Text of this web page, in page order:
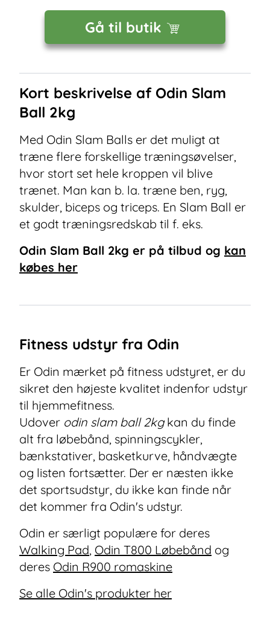
Gå til butik
Kort beskrivelse af Odin Slam
Ball 2kg
Med Odin Slam Balls er det muligt at
træne flere forskellige træningsøvelser,
hvor stort set hele kroppen vil blive
trænet. Man kan b. la. træne ben, ryg,
skulder, biceps og triceps. En Slam Ball er
et godt træningsredskab til f. eks.
Odin Slam Ball 2kg er på tilbud og kan
købes her
Fitness udstyr fra Odin
Er Odin mærket på fitness udstyret, er du
sikret den højeste kvalitet indenfor udstyr
til hjemmefitness.
Udover odin slam ball 2kgkan du finde
alt fra løbebånd, spinningscykler,
bænkstativer, basketkurve, håndvægte
og listen fortsætter. Der er næsten ikke
det sportsudstyr, du ikke kan finde når
det kommer fra Odin's udstyr.
Odin er særligt populære for deres
Walking Pad, Odin T800 Løbebånd og
deres Odin R900 romaskine
Se alle Odin's produkter her